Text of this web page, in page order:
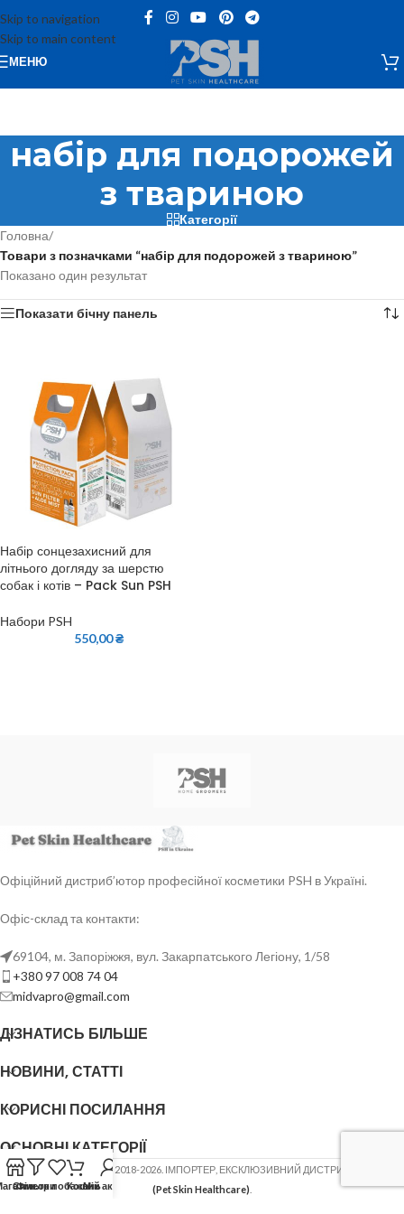
Skip to navigation
Skip to main content
МЕНЮ
набір для подорожей
з твариною
Категорії
Головна/
Товари з позначками “набір для подорожей з твариною”
Показано один результат
Показати бічну панель
Набір сонцезахисний для
літнього догляду за шерстю
собак і котів – Pack Sun PSH
Набори PSH
550,00₴
Офіційний дистриб’ютор професійної косметики PSH в Україні.
Офіс-склад та контакти:
69104, м. Запоріжжя, вул. Закарпатського Легіону, 1/58
+380 97 008 74 04
midvapro@gmail.com
ДІЗНАТИСЬ БІЛЬШЕ
НОВИНИ, СТАТТІ
КОРИСНІ ПОСИЛАННЯ
ОСНОВНІ КАТЕГОРІЇ
ФОП ШОВГЕНЮК Ю.В. 2018-2026. ІМПОРТЕР, ЕКСКЛЮЗИВНИЙ ДИСТРИБ'ЮТОР
(Pet Skin Healthcare)
Фільтри
Список побажань
КошикМій акаунт